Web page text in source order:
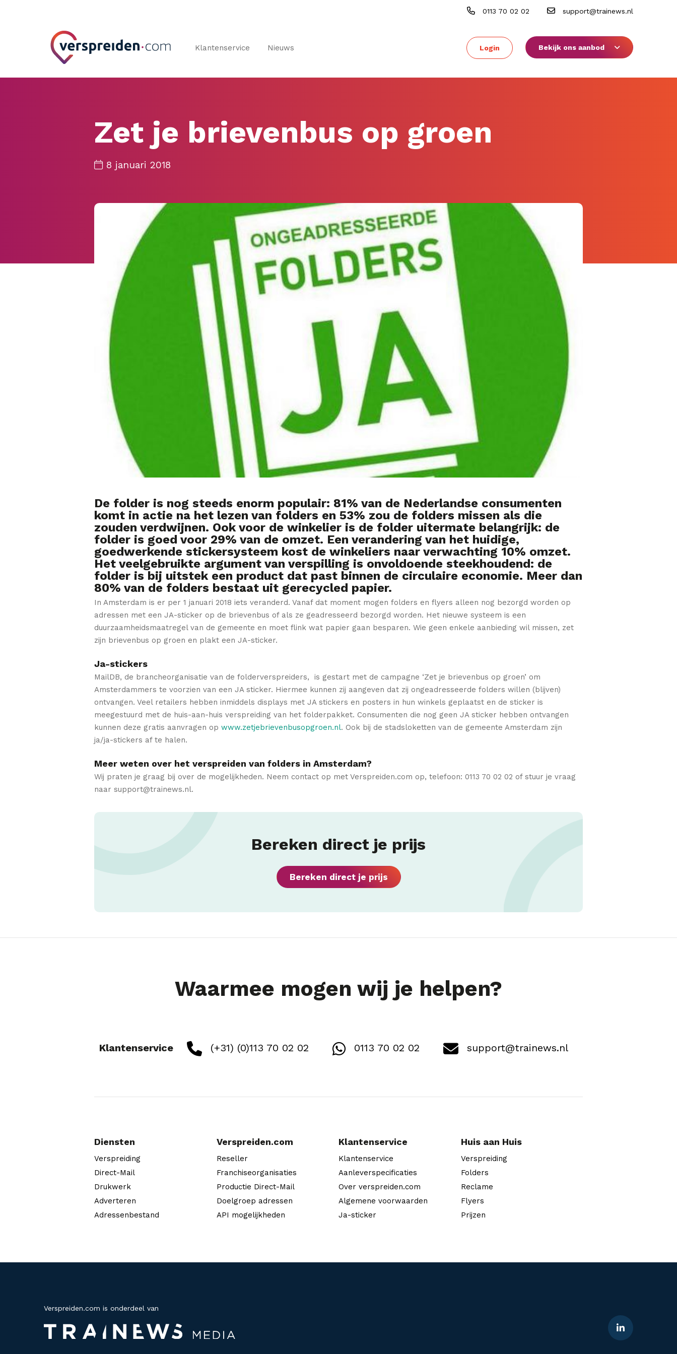
0113 70 02 02 support@trainews.nl
Klantenservice Nieuws Login Bekijk ons aanbod
Zet je brievenbus op groen
8 januari 2018
De folder is nog steeds enorm populair: 81% van de Nederlandse consumenten
komt in actie na het lezen van folders en 53% zou de folders missen als die
zouden verdwijnen. Ook voor de winkelier is de folder uitermate belangrijk: de
folder is goed voor 29% van de omzet. Een verandering van het huidige,
goedwerkende stickersysteem kost de winkeliers naar verwachting 10% omzet.
Het veelgebruikte argument van verspilling is onvoldoende steekhoudend: de
folder is bij uitstek een product dat past binnen de circulaire economie. Meer dan
80% van de folders bestaat uit gerecycled papier.
In Amsterdam is er per 1 januari 2018 iets veranderd. Vanaf dat moment mogen folders en flyers alleen nog bezorgd worden op
adressen met een JA-sticker op de brievenbus of als ze geadresseerd bezorgd worden. Het nieuwe systeem is een
duurzaamheidsmaatregel van de gemeente en moet flink wat papier gaan besparen. Wie geen enkele aanbieding wil missen, zet
zijn brievenbus op groen en plakt een JA-sticker.
Ja-stickers
MailDB, de brancheorganisatie van de folderverspreiders, is gestart met de campagne ‘Zet je brievenbus op groen’ om
Amsterdammers te voorzien van een JA sticker. Hiermee kunnen zij aangeven dat zij ongeadresseerde folders willen (blijven)
ontvangen. Veel retailers hebben inmiddels displays met JA stickers en posters in hun winkels geplaatst en de sticker is
meegestuurd met de huis-aan-huis verspreiding van het folderpakket. Consumenten die nog geen JA sticker hebben ontvangen
kunnen deze gratis aanvragen op www.zetjebrievenbusopgroen.nl. Ook bij de stadsloketten van de gemeente Amsterdam zijn
ja/ja-stickers af te halen.
Meer weten over het verspreiden van folders in Amsterdam?
Wij praten je graag bij over de mogelijkheden. Neem contact op met Verspreiden.com op, telefoon: 0113 70 02 02 of stuur je vraag
naar support@trainews.nl.
Bereken direct je prijs
Bereken direct je prijs
Waarmee mogen wij je helpen?
Klantenservice (+31) (0)113 70 02 02 0113 70 02 02 support@trainews.nl
Diensten
Verspreiding
Direct-Mail
Drukwerk
Adverteren
Adressenbestand
Verspreiden.com
Reseller
Franchiseorganisaties
Productie Direct-Mail
Doelgroep adressen
API mogelijkheden
Klantenservice
Klantenservice
Aanleverspecificaties
Over verspreiden.com
Algemene voorwaarden
Ja-sticker
Huis aan Huis
Verspreiding
Folders
Reclame
Flyers
Prijzen
Verspreiden.com is onderdeel van